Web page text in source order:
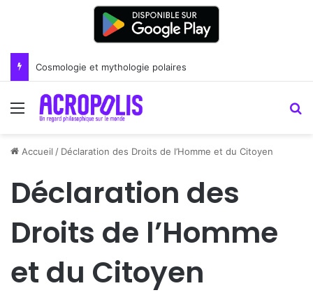
Cosmologie et mythologie polaires
Menu
Accueil / Déclaration des Droits de l’Homme et du Citoyen
Déclaration des
Droits de l’Homme
et du Citoyen